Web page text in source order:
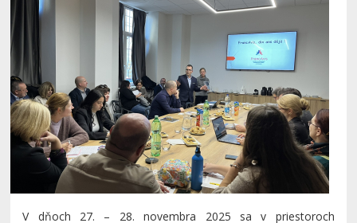
V dňoch 27. – 28. novembra 2025 sa v priestoroch